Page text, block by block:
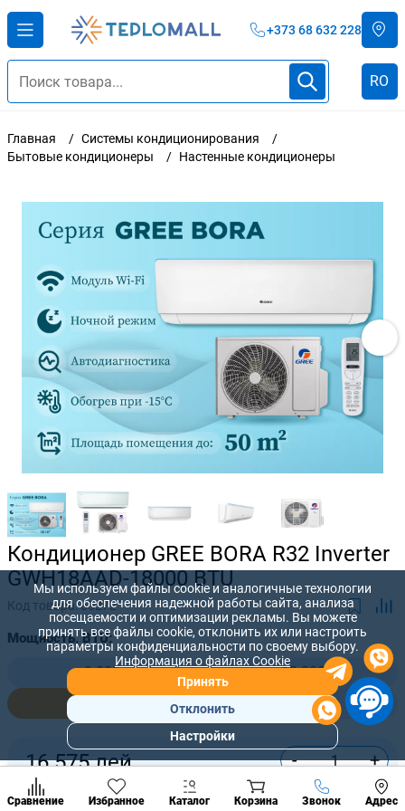
+373 68 632 228
RO
Главная
Системы кондиционирования
Бытовые кондиционеры
Настенные кондиционеры
Кондиционер GREE BORA R32 Inverter
GWH18AAD-18000 BTU
Код товара:65272
Мощность, BTU:
9 000
12 000
24 000
16 575лей - +
Купить сейчас
Сравнение Избранное Каталог Корзина Звонок Адрес
Позвонить
разделы
Мы используем файлы cookie и аналогичные технологии
для обеспечения надежной работы сайта, анализа
посещаемости и оптимизации рекламы. Вы можете
принять все файлы cookie, отклонить их или настроить
параметры конфиденциальности по своему выбору.
Информация о файлах Cookie
Принять
Отклонить
Настройки